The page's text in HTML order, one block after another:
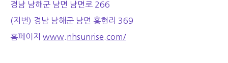
경남 남해군 남면 남면로 266
(지번) 경남 남해군 남면 홍현리 369
홈페이지 www.nhsunrise.com/